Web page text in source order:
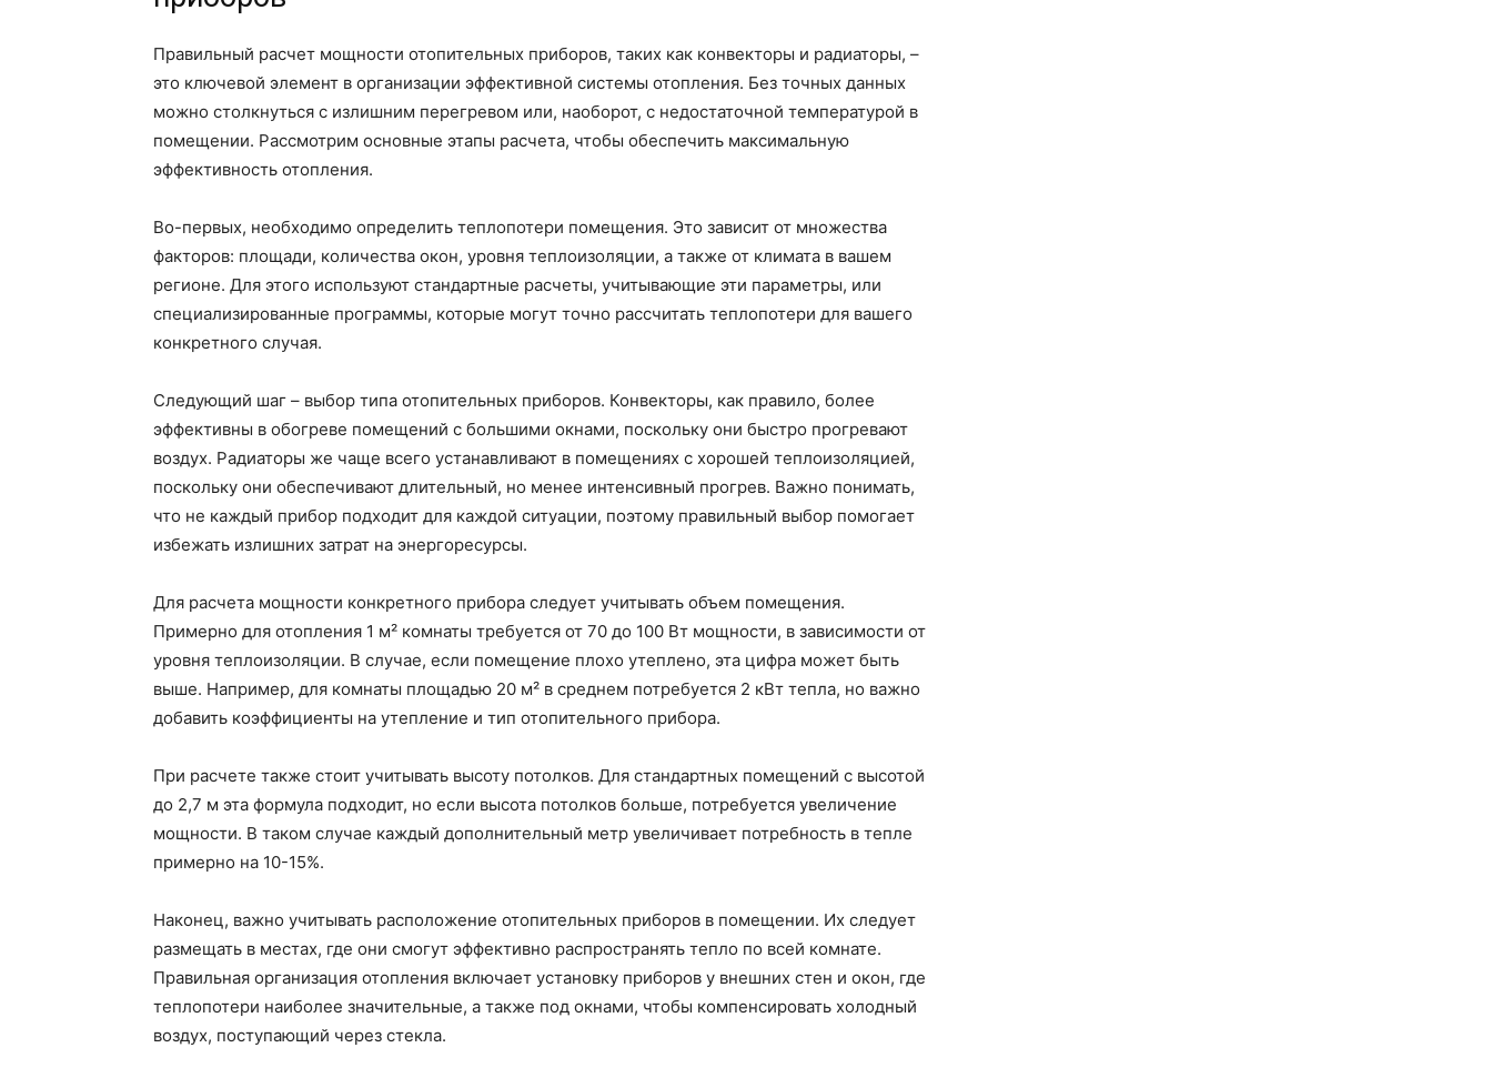
Правильный расчет мощности отопительных приборов, таких как конвекторы и радиаторы, –
это ключевой элемент в организации эффективной системы отопления. Без точных данных
можно столкнуться с излишним перегревом или, наоборот, с недостаточной температурой в
помещении. Рассмотрим основные этапы расчета, чтобы обеспечить максимальную
эффективность отопления.
Во-первых, необходимо определить теплопотери помещения. Это зависит от множества
факторов: площади, количества окон, уровня теплоизоляции, а также от климата в вашем
регионе. Для этого используют стандартные расчеты, учитывающие эти параметры, или
специализированные программы, которые могут точно рассчитать теплопотери для вашего
конкретного случая.
Следующий шаг – выбор типа отопительных приборов. Конвекторы, как правило, более
эффективны в обогреве помещений с большими окнами, поскольку они быстро прогревают
воздух. Радиаторы же чаще всего устанавливают в помещениях с хорошей теплоизоляцией,
поскольку они обеспечивают длительный, но менее интенсивный прогрев. Важно понимать,
что не каждый прибор подходит для каждой ситуации, поэтому правильный выбор помогает
избежать излишних затрат на энергоресурсы.
Для расчета мощности конкретного прибора следует учитывать объем помещения.
Примерно для отопления 1 м² комнаты требуется от 70 до 100 Вт мощности, в зависимости от
уровня теплоизоляции. В случае, если помещение плохо утеплено, эта цифра может быть
выше. Например, для комнаты площадью 20 м² в среднем потребуется 2 кВт тепла, но важно
добавить коэффициенты на утепление и тип отопительного прибора.
При расчете также стоит учитывать высоту потолков. Для стандартных помещений с высотой
до 2,7 м эта формула подходит, но если высота потолков больше, потребуется увеличение
мощности. В таком случае каждый дополнительный метр увеличивает потребность в тепле
примерно на 10-15%.
Наконец, важно учитывать расположение отопительных приборов в помещении. Их следует
размещать в местах, где они смогут эффективно распространять тепло по всей комнате.
Правильная организация отопления включает установку приборов у внешних стен и окон, где
теплопотери наиболее значительные, а также под окнами, чтобы компенсировать холодный
воздух, поступающий через стекла.